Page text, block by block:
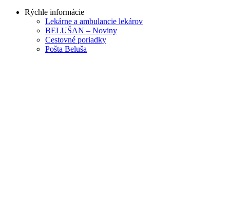
Rýchle informácie
Lekárne a ambulancie lekárov
BELUŠAN – Noviny
Cestovné poriadky
Pošta Beluša